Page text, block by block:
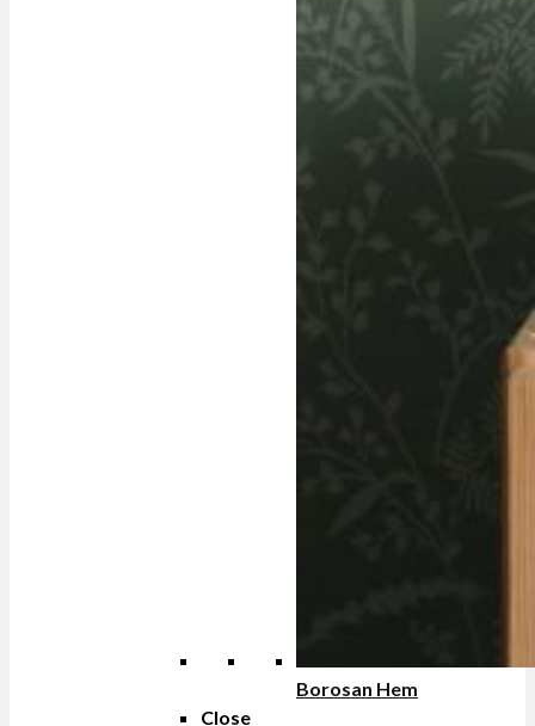
Borosan Hem
Close